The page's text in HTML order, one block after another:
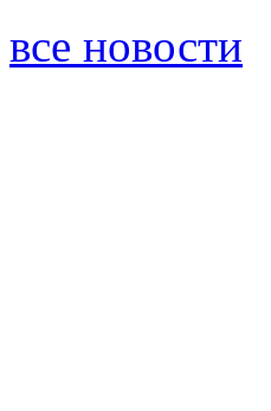
все новости